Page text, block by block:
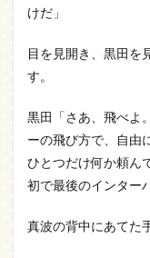
けだ」
目を見開き、黒田を
す。
黒田「さあ、飛べよ
ーの飛び方で、自由
ひとつだけ何か頼ん
初で最後のインター
真波の背中にあてた